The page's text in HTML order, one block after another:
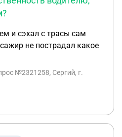
2 месяца, а
уже месяц. Вопрос в
исчисляться со дня
что срок рассмотрения
к административной
закончится срок
правонарушения.
и сэхал с трасы сам
не пострадал какое
№2321258, Сергий, г.